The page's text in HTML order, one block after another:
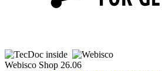
Webisco Shop 26.06